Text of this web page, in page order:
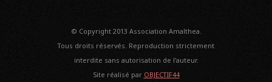
© Copyright 2013 Association Amalthea.
Tous droits réservés. Reproduction strictement
interdite sans autorisation de l'auteur.
Site réalisé par OBJECTIF44